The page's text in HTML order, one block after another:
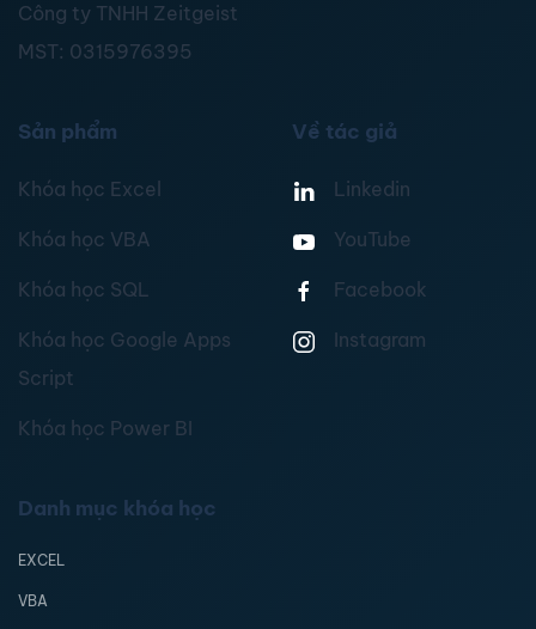
Công ty TNHH Zeitgeist
MST: 0315976395
Sản phẩm
Khóa học Excel
Khóa học VBA
Khóa học SQL
Khóa học Google Apps
Script
Khóa học Power BI
Về tác giả
Linkedin
YouTube
Facebook
Instagram
Danh mục khóa học
EXCEL
VBA